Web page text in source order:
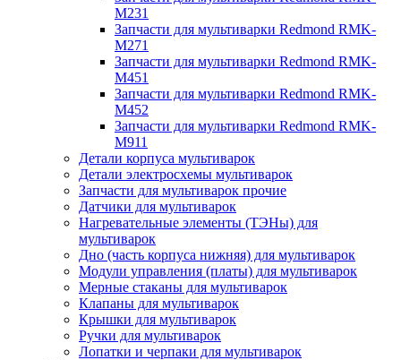
M231
Запчасти для мультиварки Redmond RMK-
M271
Запчасти для мультиварки Redmond RMK-
M451
Запчасти для мультиварки Redmond RMK-
M452
Запчасти для мультиварки Redmond RMK-
M911
Детали корпуса мультиварок
Детали электросхемы мультиварок
Запчасти для мультиварок прочие
Датчики для мультиварок
Нагревательные элементы (ТЭНы) для
мультиварок
Дно (часть корпуса нижняя) для мультиварок
Модули управления (платы) для мультиварок
Мерные стаканы для мультиварок
Клапаны для мультиварок
Крышки для мультиварок
Ручки для мультиварок
Лопатки и черпаки для мультиварок